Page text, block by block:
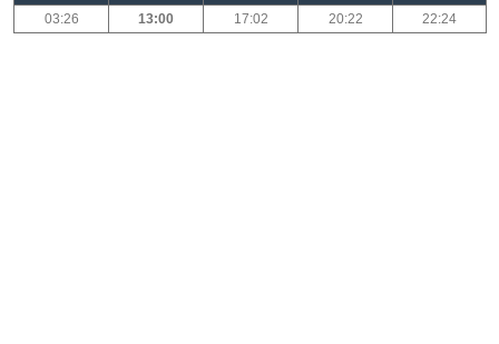
03:26
13:00 17:02 20:22 22:24